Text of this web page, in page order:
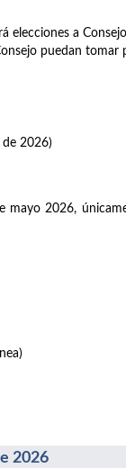
elecciones a
puedan tomar
de 2026)
mayo 2026,
2026